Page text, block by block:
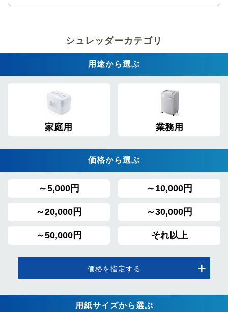
シュレッダーカテゴリ
用途から選ぶ
家庭用 業務用
価格から選ぶ
～5,000円 ～10,000円
～20,000円 ～30,000円
～50,000円 それ以上
価格を指定する
用紙サイズから選ぶ